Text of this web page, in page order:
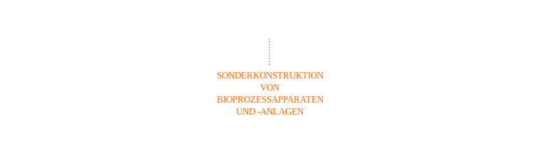
SONDERKONSTRUKTION
VON
BIOPROZESSAPPARATEN
UND -ANLAGEN